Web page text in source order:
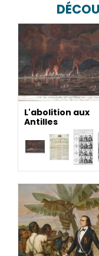
L'abolition aux
Antilles